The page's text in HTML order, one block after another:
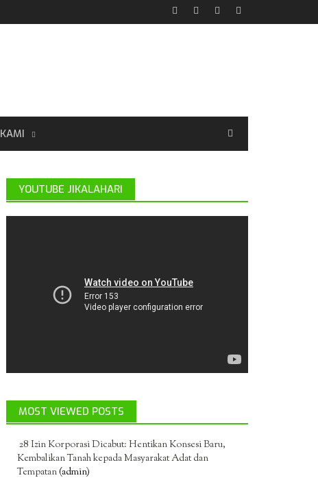
YOUTUBE JIKALAHARI
MOST VIEWED POSTS
28 Izin Korporasi Dicabut: Hentikan Konsesi Baru,
Kembalikan Tanah kepada Masyarakat Adat dan
Tempatan(admin)